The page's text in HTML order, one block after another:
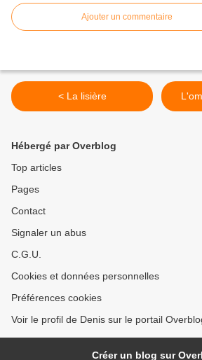
Ajouter un commentaire
< La lisière
Hébergé par Overblog
Top articles
Pages
Contact
Signaler un abus
C.G.U.
Cookies et données personnelles
Préférences cookies
Voir le profil de Denis sur le portail
Créer un blog sur